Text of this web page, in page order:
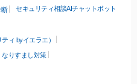
セキュリティ相談AIチャットボット
ィ byイエラエ）
なりすまし対策